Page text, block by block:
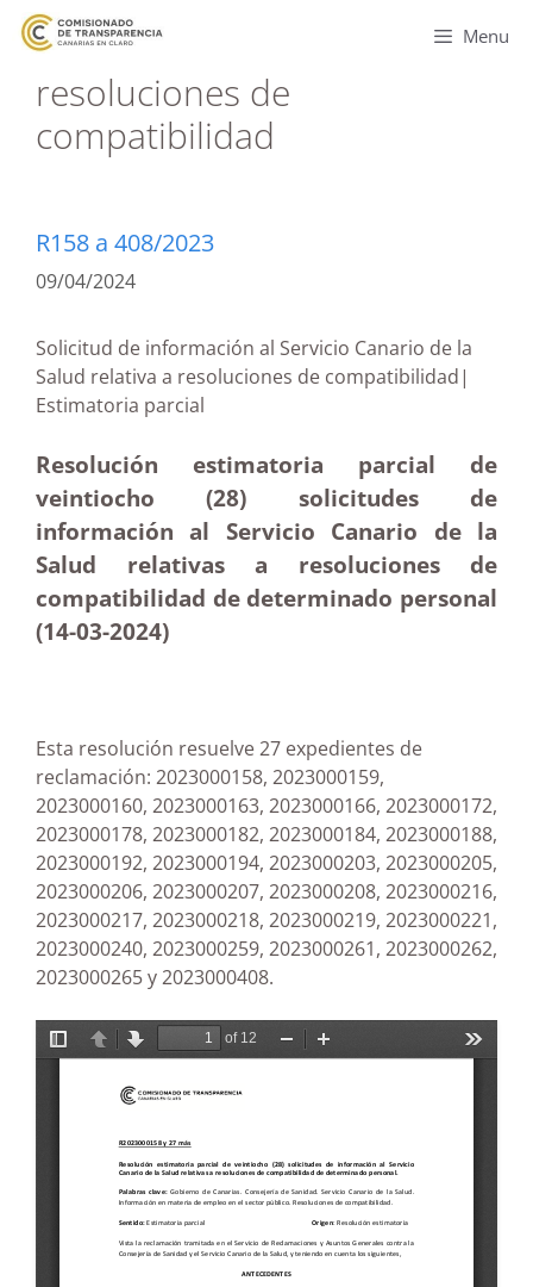
Menu
resoluciones de
compatibilidad
R158 a 408/2023
09/04/2024
Solicitud de información al Servicio Canario de la
Salud relativa a resoluciones de compatibilidad|
Estimatoria parcial
Resolución estimatoria parcial de
veintiocho (28) solicitudes de
información al Servicio Canario de la
Salud relativas a resoluciones de
compatibilidad de determinado personal
(14-03-2024)
Esta resolución resuelve 27 expedientes de
reclamación: 2023000158, 2023000159,
2023000160, 2023000163, 2023000166, 2023000172,
2023000178, 2023000182, 2023000184, 2023000188,
2023000192, 2023000194, 2023000203, 2023000205,
2023000206, 2023000207, 2023000208, 2023000216,
2023000217, 2023000218, 2023000219, 2023000221,
2023000240, 2023000259, 2023000261, 2023000262,
2023000265 y 2023000408.